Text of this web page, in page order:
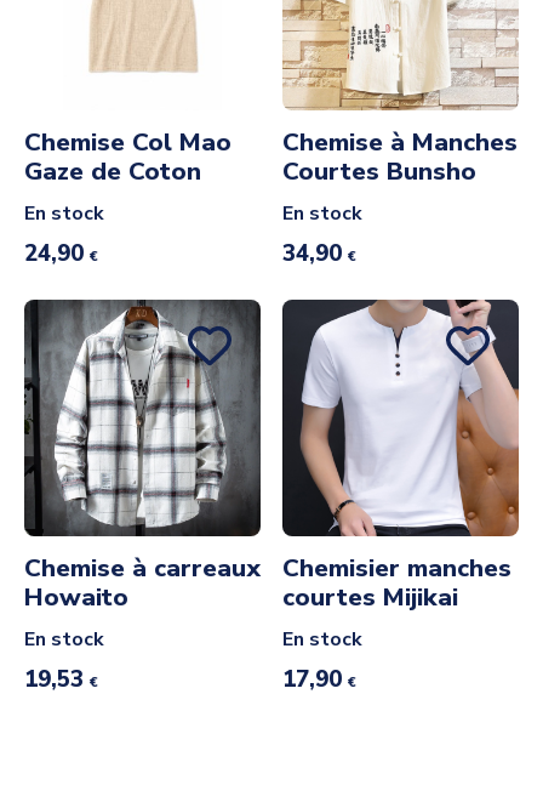
Chemise Col Mao
Gaze de Coton
En stock
24,90 €
Chemise à Manches
Courtes Bunsho
En stock
34,90 €
Chemise à carreaux
Howaito
En stock
19,53 €
Chemisier manches
courtes Mijikai
En stock
17,90 €